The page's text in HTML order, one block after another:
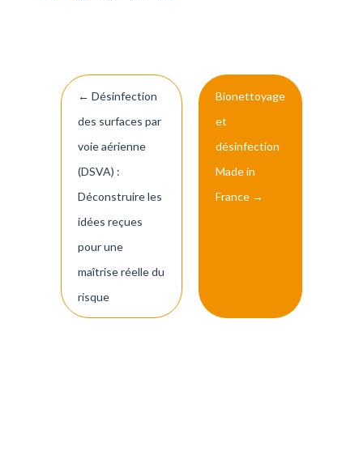
Post
navigation
← Désinfection
des surfaces par
voie aérienne
(DSVA) :
Déconstruire les
idées reçues
pour une
maîtrise réelle du
risque
Bionettoyage
et
désinfection
Made in
France →